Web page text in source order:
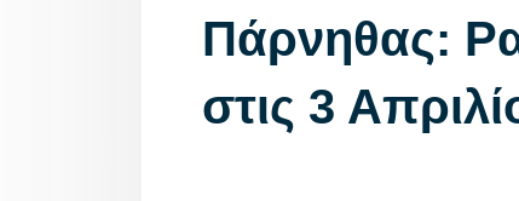
Πάρνηθας:
στις 3